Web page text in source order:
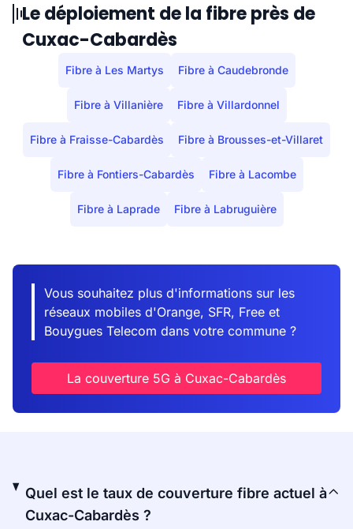
Le déploiement de la fibre près de
Cuxac-Cabardès
Fibre à Les Martys Fibre à Caudebronde
Fibre à Villanière Fibre à Villardonnel
Fibre à Fraisse-Cabardès Fibre à Brousses-et-Villaret
Fibre à Fontiers-Cabardès Fibre à Lacombe
Fibre à Laprade Fibre à Labruguière
Vous souhaitez plus d'informations sur les
réseaux mobiles d'Orange, SFR, Free et
Bouygues Telecom dans votre commune ?
La couverture 5G à Cuxac-Cabardès
Quel est le taux de couverture fibre actuel à
Cuxac-Cabardès ?